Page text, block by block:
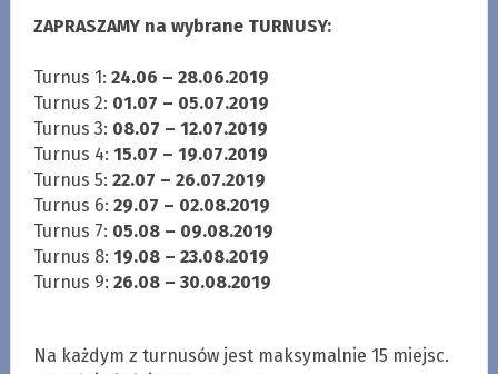
ZAPRASZAMY na wybrane TURNUSY:
Turnus 1: 24.06 – 28.06.2019
Turnus 2: 01.07 – 05.07.2019
Turnus 3: 08.07 – 12.07.2019
Turnus 4: 15.07 – 19.07.2019
Turnus 5: 22.07 – 26.07.2019
Turnus 6: 29.07 – 02.08.2019
Turnus 7: 05.08 – 09.08.2019
Turnus 8: 19.08 – 23.08.2019
Turnus 9: 26.08 – 30.08.2019
Na każdym z turnusów jest maksymalnie 15 miejsc.